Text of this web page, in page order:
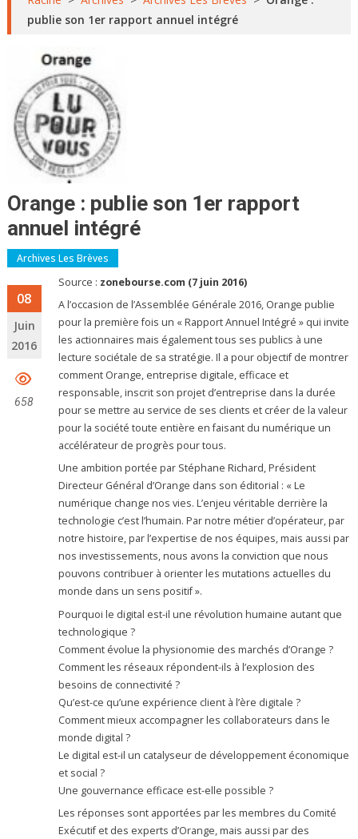
publie son 1er rapport annuel intégré
Orange : publie son 1er rapport
annuel intégré
Archives Les Brèves
08
Juin
2016
658
Source : zonebourse.com (7 juin 2016)
A l’occasion de l’Assemblée Générale 2016, Orange publie
pour la première fois un « Rapport Annuel Intégré » qui invite
les actionnaires mais également tous ses publics à une
lecture sociétale de sa stratégie. Il a pour objectif de montrer
comment Orange, entreprise digitale, efficace et
responsable, inscrit son projet d’entreprise dans la durée
pour se mettre au service de ses clients et créer de la valeur
pour la société toute entière en faisant du numérique un
accélérateur de progrès pour tous.
Une ambition portée par Stéphane Richard, Président
Directeur Général d’Orange dans son éditorial : « Le
numérique change nos vies. L’enjeu véritable derrière la
technologie c’est l’humain. Par notre métier d’opérateur, par
notre histoire, par l’expertise de nos équipes, mais aussi par
nos investissements, nous avons la conviction que nous
pouvons contribuer à orienter les mutations actuelles du
monde dans un sens positif ».
Pourquoi le digital est-il une révolution humaine autant que
technologique ?
Comment évolue la physionomie des marchés d’Orange ?
Comment les réseaux répondent-ils à l’explosion des
besoins de connectivité ?
Qu’est-ce qu’une expérience client à l’ère digitale ?
Comment mieux accompagner les collaborateurs dans le
monde digital ?
Le digital est-il un catalyseur de développement économique
et social ?
Une gouvernance efficace est-elle possible ?
Les réponses sont apportées par les membres du Comité
Exécutif et des experts d’Orange, mais aussi par des